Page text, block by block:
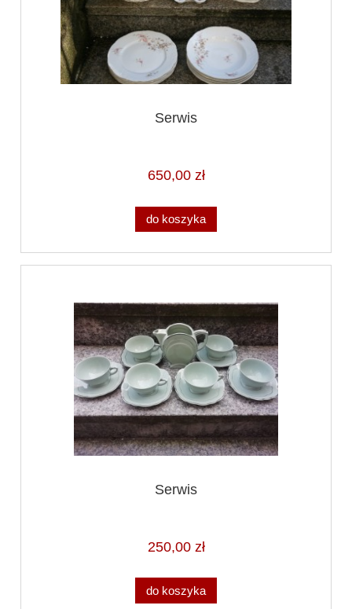
Serwis
650,00 zł
do koszyka
Serwis
250,00 zł
do koszyka